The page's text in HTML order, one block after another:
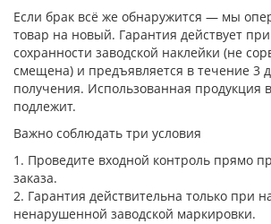
Если брак всё же обнаружится — мы
товар на новый. Гарантия действует
сохранности заводской наклейки (не
смещена) и предъявляется в течение 3
получения. Использованная продукция
подлежит.
Важно соблюдать три условия
1. Проведите входной контроль прямо
заказа.
2. Гарантия действительна только при
ненарушенной заводской маркировки.